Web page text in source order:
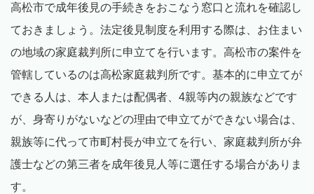
高松市で成年後見の手続きをおこなう窓口と流れを確認し
ておきましょう。法定後見制度を利用する際は、お住まい
の地域の家庭裁判所に申立てを行います。高松市の案件を
管轄しているのは高松家庭裁判所です。基本的に申立てが
できる人は、本人または配偶者、4親等内の親族などです
が、身寄りがないなどの理由で申立てができない場合は、
親族等に代って市町村長が申立てを行い、家庭裁判所が弁
護士などの第三者を成年後見人等に選任する場合がありま
す。